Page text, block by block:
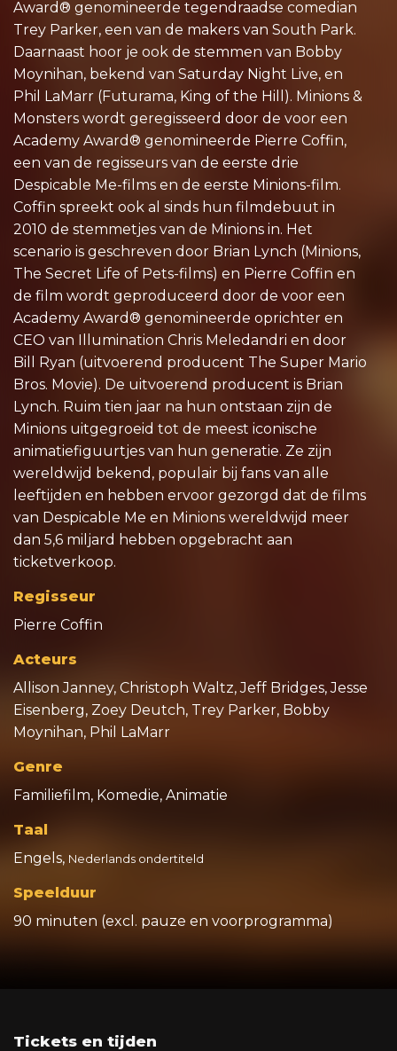
Award® genomineerde tegendraadse comedian
Trey Parker, een van de makers van South Park.
Daarnaast hoor je ook de stemmen van Bobby
Moynihan, bekend van Saturday Night Live, en
Phil LaMarr (Futurama, King of the Hill). Minions &
Monsters wordt geregisseerd door de voor een
Academy Award® genomineerde Pierre Coffin,
een van de regisseurs van de eerste drie
Despicable Me-films en de eerste Minions-film.
Coffin spreekt ook al sinds hun filmdebuut in
2010 de stemmetjes van de Minions in. Het
scenario is geschreven door Brian Lynch (Minions,
The Secret Life of Pets-films) en Pierre Coffin en
de film wordt geproduceerd door de voor een
Academy Award® genomineerde oprichter en
CEO van Illumination Chris Meledandri en door
Bill Ryan (uitvoerend producent The Super Mario
Bros. Movie). De uitvoerend producent is Brian
Lynch. Ruim tien jaar na hun ontstaan zijn de
Minions uitgegroeid tot de meest iconische
animatiefiguurtjes van hun generatie. Ze zijn
wereldwijd bekend, populair bij fans van alle
leeftijden en hebben ervoor gezorgd dat de films
van Despicable Me en Minions wereldwijd meer
dan 5,6 miljard hebben opgebracht aan
ticketverkoop.
Regisseur
Pierre Coffin
Acteurs
Allison Janney, Christoph Waltz, Jeff Bridges, Jesse
Eisenberg, Zoey Deutch, Trey Parker, Bobby
Moynihan, Phil LaMarr
Genre
Familiefilm, Komedie, Animatie
Taal
Engels, Nederlands ondertiteld
Speelduur
90 minuten (excl. pauze en voorprogramma)
Tickets en tijden